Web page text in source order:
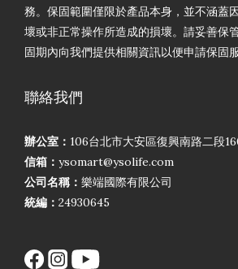
務。保固範圍僅限於產品本身，並不涵蓋
壞或非正常操作所造成的損壞。請妥善保
固期內向我們提供相關資訊以便申請保固服
聯絡我們
辦公室： 106台北市大安區復興南路二段
信箱： ysomart@ysolife.com
公司名稱： 樂端國際有限公司
統編： 24930645